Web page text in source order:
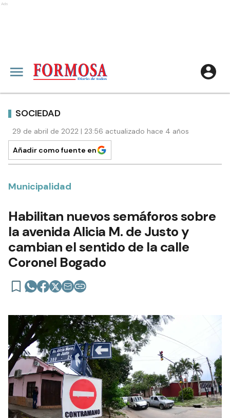
Ads
SOCIEDAD
29 de abril de 2022 | 23:56 actualizado hace 4 años
Añadir como fuente en
Municipalidad
Habilitan nuevos semáforos sobre
la avenida Alicia M. de Justo y
cambian el sentido de la calle
Coronel Bogado